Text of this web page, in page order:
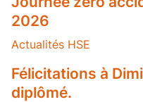
2026
Actualités HSE
Félicitations à
diplômé.